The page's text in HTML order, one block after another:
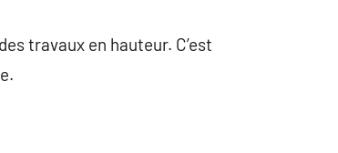
travaux en hauteur. C’est